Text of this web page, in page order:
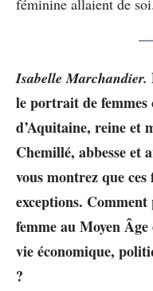
Isabelle Marchandier.
le portrait de
d’Aquitaine, reine et
Chemillé, abbesse et
vous montrez que
exceptions.
femme au Moyen
vie économique,
?